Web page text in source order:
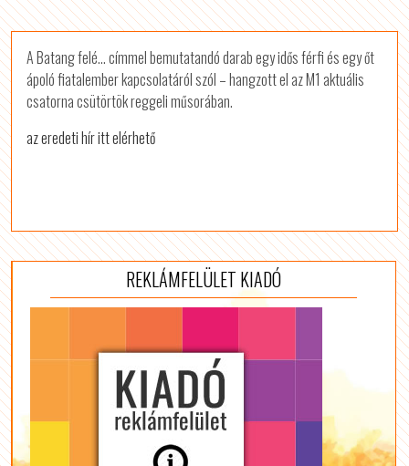
A Batang felé... címmel bemutatandó darab egy idős férfi és egy őt
ápoló fiatalember kapcsolatáról szól – hangzott el az M1 aktuális
csatorna csütörtök reggeli műsorában.
az eredeti hír itt elérhető
REKLÁMFELÜLET KIADÓ